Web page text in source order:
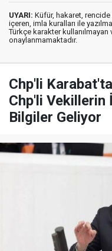
UYARI: Küfür, hakaret, rencide
içeren, imla kuralları ile
Türkçe karakter kullanılmayan
onaylanmamaktadır.
Chp'li
Chp'li Vekillerin
Bilgiler Geliyor